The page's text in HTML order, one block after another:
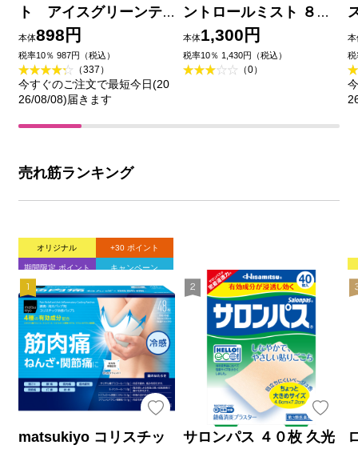
ト アイスグリーンテ
ィーの香り ６０ｍＬ 花
王
本体898円
税率10％ 987円（税込）
（337）
今すぐのご注文で最短今日(20
26/08/08)届きます
ントロールミスト ８０
ｍｌ マンダム (医薬部外
品)
本体1,300円
税率10％ 1,430円（税込）
（0）
本
税
売れ筋ランキング
オリジナル +30 ポイント
期間限定 ポイント キャンペーン
matsukiyo コリスチッ
サロンパス ４０枚 久光